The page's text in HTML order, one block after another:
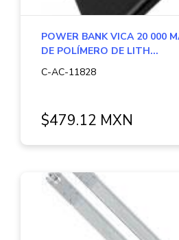
POWER BANK VICA 20 000
DE POLÍMERO DE LITH...
C-AC-11828
$479.12 MXN